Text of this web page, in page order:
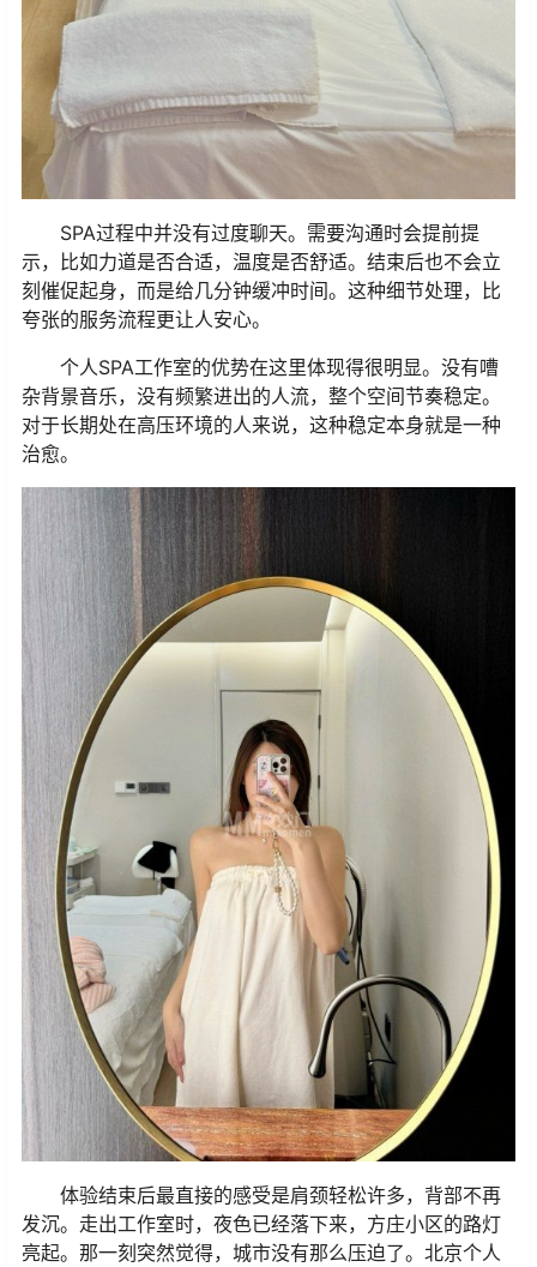
SPA过程中并没有过度聊天。需要沟通时会提前提
示，比如力道是否合适，温度是否舒适。结束后也不会立
刻催促起身，而是给几分钟缓冲时间。这种细节处理，比
夸张的服务流程更让人安心。
个人SPA工作室的优势在这里体现得很明显。没有嘈
杂背景音乐，没有频繁进出的人流，整个空间节奏稳定。
对于长期处在高压环境的人来说，这种稳定本身就是一种
治愈。
体验结束后最直接的感受是肩颈轻松许多，背部不再
发沉。走出工作室时，夜色已经落下来，方庄小区的路灯
亮起。那一刻突然觉得，城市没有那么压迫了。北京个人